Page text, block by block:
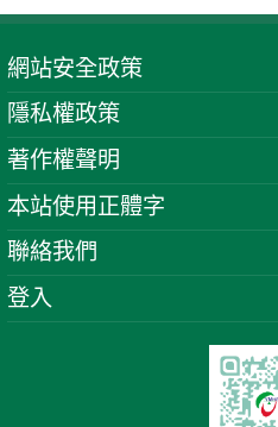
網站安全政策
隱私權政策
著作權聲明
本站使用正體字
聯絡我們
登入